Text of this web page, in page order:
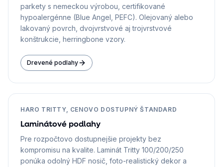
parkety s nemeckou výrobou, certifikované
hypoalergénne (Blue Angel, PEFC). Olejovaný alebo
lakovaný povrch, dvojvrstvové aj trojvrstvové
konštrukcie, herringbone vzory.
Drevené podlahy
HARO TRITTY, CENOVO DOSTUPNÝ ŠTANDARD
Laminátové podlahy
Pre rozpočtovo dostupnejšie projekty bez
kompromisu na kvalite. Laminát Tritty 100/200/250
ponúka odolný HDF nosič, foto-realistický dekor a